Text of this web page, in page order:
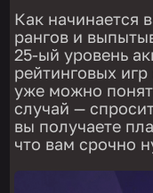
Как начинается
рангов и
25-ый уровень
рейтинговых
уже можно
случай —
вы получаете
что вам срочно